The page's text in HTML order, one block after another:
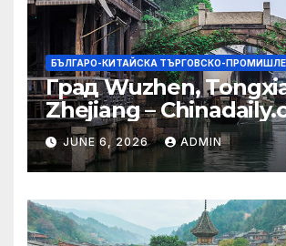
БЪЛГАРО-КИТАЙСКА ТЪРГОВСКО-
Град Wuzhen,
Zhejiang –
JUNE 6, 2026 ADMIN